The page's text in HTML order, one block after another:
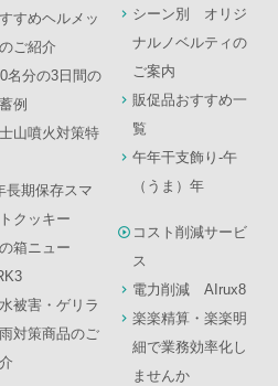
すめヘルメッ
のご紹介
名分の3日間の
例
山噴火対策特
長期保存スマ
クッキー
箱ニュー
被害・ゲリラ
対策商品のご
シーン別 オリジ
ナルノベルティの
ご案内
販促品おすすめ一
覧
午年干支飾り-午
（うま）年
コスト削減サービ
ス
電力削減 AIrux8
楽楽精算・楽楽明
細で業務効率化し
ませんか